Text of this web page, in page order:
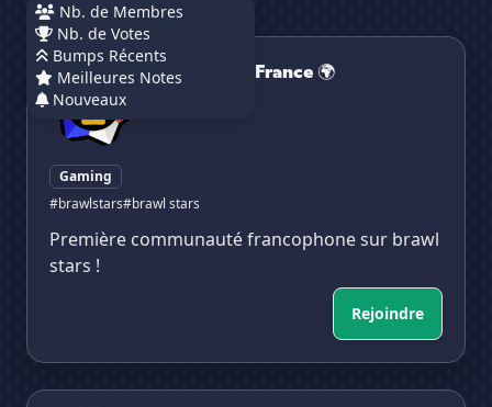
Nb. de Membres
Nb. de Votes
Bumps Récents
Meilleures Notes
Nouveaux
Brawl Stars - France 🌍
Brawl Stars - France 🌍
Gaming
#brawlstars#brawl stars
Première communauté francophone sur brawl
stars !
Rejoindre
✕